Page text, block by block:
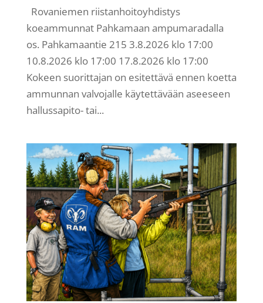
Rovaniemen riistanhoitoyhdistys
koeammunnat Pahkamaan ampumaradalla
os. Pahkamaantie 215 3.8.2026 klo 17:00
10.8.2026 klo 17:00 17.8.2026 klo 17:00
Kokeen suorittajan on esitettävä ennen koetta
ammunnan valvojalle käytettävään aseeseen
hallussapito- tai...